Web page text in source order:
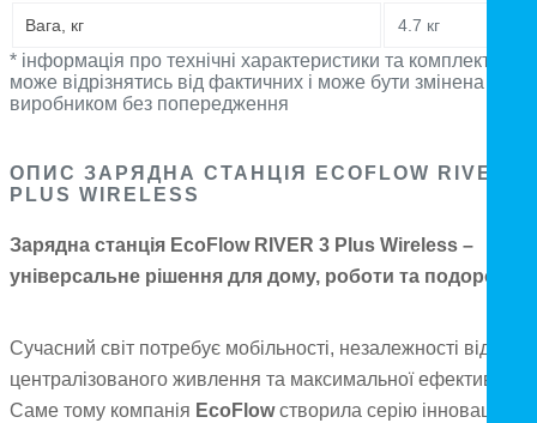
Вага, кг 4.7 кг
* інформація про технічні характеристики та комплектацію
може відрізнятись від фактичних і може бути змінена
виробником без попередження
ОПИС ЗАРЯДНА СТАНЦІЯ ECOFLOW RIVER 3
PLUS WIRELESS
Зарядна станція EcoFlow RIVER 3 Plus Wireless –
універсальне рішення для дому, роботи та подорожей
Сучасний світ потребує мобільності, незалежності від
централізованого живлення та максимальної
Саме тому компанія EcoFlowстворила серію інноваційних